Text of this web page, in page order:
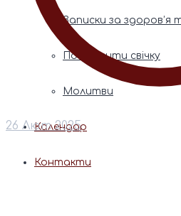
Записки за здоров’я
Поставити свічку
Молитви
Календар
Контакти
26 Лют 2025